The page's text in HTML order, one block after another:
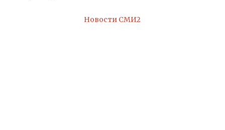
Новости СМИ2